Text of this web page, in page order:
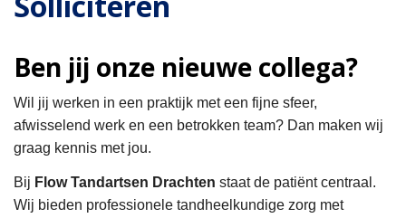
Ben jij onze nieuwe collega?
Wil jij werken in een praktijk met een fijne sfeer,
afwisselend werk en een betrokken team? Dan maken wij
graag kennis met jou.
Bij Flow Tandartsen Drachten staat de patiënt centraal.
Wij bieden professionele tandheelkundige zorg met